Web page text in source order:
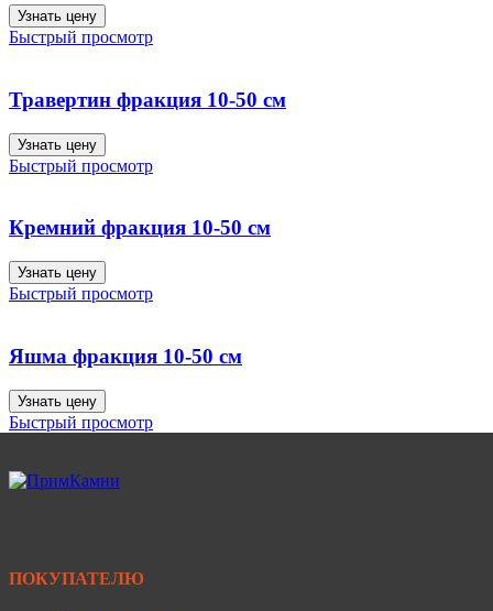
Узнать цену
Быстрый просмотр
Травертин фракция 10-50 см
Узнать цену
Быстрый просмотр
Кремний фракция 10-50 см
Узнать цену
Быстрый просмотр
Яшма фракция 10-50 см
Узнать цену
Быстрый просмотр
ПОКУПАТЕЛЮ